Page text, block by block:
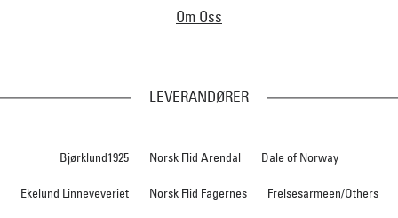
Om Oss
LEVERANDØRER
Bjørklund1925 Norsk Flid Arendal Dale of Norway
Ekelund Linneveveriet Norsk Flid Fagernes Frelsesarmeen/Others